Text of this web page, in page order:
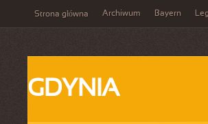
Strona główna Archiwum Bayern
GDYNIA